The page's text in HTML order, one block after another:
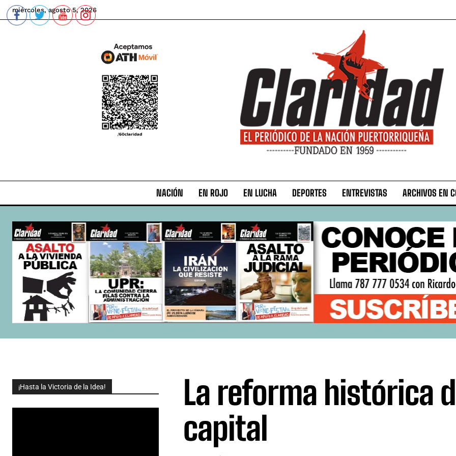
miércoles, agosto 5, 2026
NACIÓN EN ROJO EN LUCHA DEPORTES ENTREVISTAS ARCHIVOS EN
¡Hasta la Victoria de la Idea!
La reforma histórica
capital